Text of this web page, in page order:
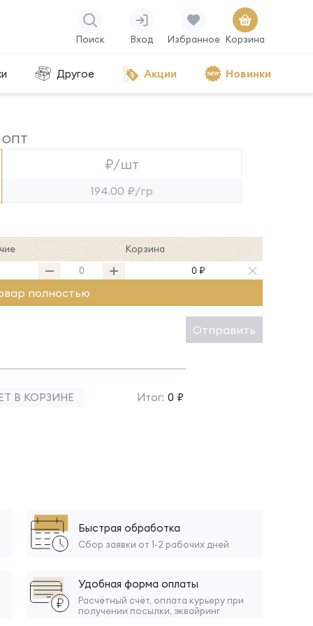
Поиск Вход Избранное Корзина
Другое Акции Новинки
ОПТ
₽/шт
194.00 ₽/гр
Корзина
0 ₽
полностью
Отправить
В КОРЗИНЕ Итог: 0 ₽
Быстрая обработка
Сбор заявки от 1-2 рабочих дней
Удобная форма оплаты
Расчётный счёт, оплата курьеру при
получении посылки, эквайринг